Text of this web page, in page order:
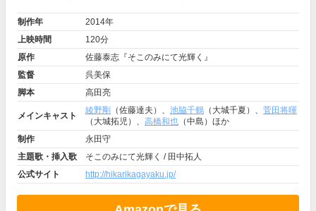
制作年
2014年
上映時間
120分
原作
佐藤泰志『そこのみにて光輝く』
監督
呉美保
脚本
高田亮
メインキャスト
綾野剛 （佐藤達夫）、 池脇千鶴 （大城千夏）、 菅田将暉
（大城拓児）、 高橋和也 （中島）ほか
制作
永田守
主題歌・挿入歌
そこのみにて光輝く / 田中拓人
公式サイト
http://hikarikagayaku.jp/